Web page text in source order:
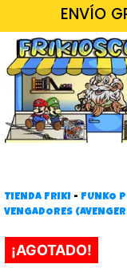
ENVÍO
TIENDA FRIKI - FUNKO
VENGADORES
¡AGOTADO!